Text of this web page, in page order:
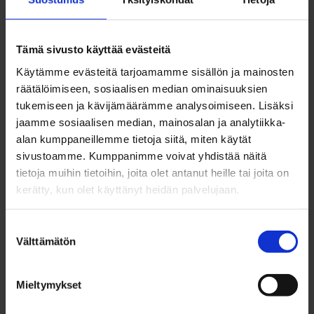
Tämä sivusto käyttää evästeitä
Käytämme evästeitä tarjoamamme sisällön ja mainosten
räätälöimiseen, sosiaalisen median ominaisuuksien
tukemiseen ja kävijämäärämme analysoimiseen. Lisäksi
jaamme sosiaalisen median, mainosalan ja analytiikka-
alan kumppaneillemme tietoja siitä, miten käytät
sivustoamme. Kumppanimme voivat yhdistää näitä
tietoja muihin tietoihin, joita olet antanut heille tai joita on
kerätty, kun olet käyttänyt heidän palvelujaan.
valinta
Välttämätön
Mieltymykset
lataamisen yhteydessä, Käsmä opastaa.
Edistä hyvinvointiasi kulttuurilla –
hanki Kaikukortti
Oulun kaupunki on mukanaKaikukortti-
toiminnassa, jonka tavoitteena on parantaa
taloudellisesti tiukassa tilanteessa olevien, kuten
työttömien työnhakijoiden, mahdollisuuksia
pääsylippuja esimerkiksi kulttuuritapahtumiin ja